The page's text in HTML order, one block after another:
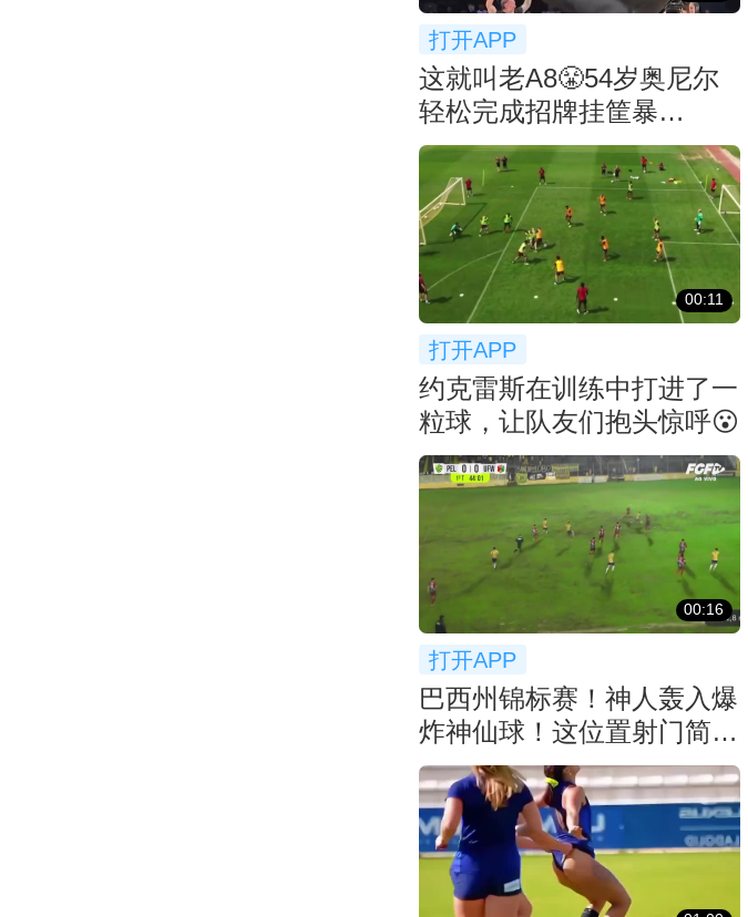
打开APP
这就叫老A8😤54岁奥尼尔
轻松完成招牌挂筐暴
扣！！！
00:11
打开APP
约克雷斯在训练中打进了一
粒球，让队友们抱头惊呼😮
00:16
打开APP
巴西州锦标赛！神人轰入爆
炸神仙球！这位置射门简直
不讲道理！